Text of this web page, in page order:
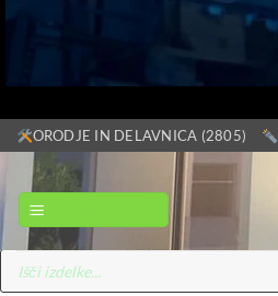
Skoči
vsebino
ORODJE IN DELAVNICA (2805)
Products
search